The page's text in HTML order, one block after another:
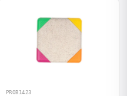
PROB1423